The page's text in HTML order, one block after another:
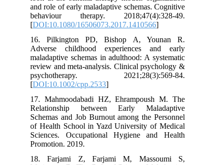
and role of early maladaptive schemas. Cognitive
behaviour therapy. 2018;47(4):328-49.
[DOI:10.1080/16506073.2017.1410566
16. Pilkington PD, Bishop A, Younan R.
Adverse childhood experiences and early
maladaptive schemas in adulthood: A systematic
review and meta‐analysis. Clinical psychology &
psychotherapy. 2021;28(3):569-84.
[DOI:10.1002/cpp.2533
17. Mahmoodabadi HZ, Ehrampoush M. The
Relationship between Early Maladaptive
Schemas and Job Burnout among the Personnel
of Health School in Yazd University of Medical
Sciences. Occupational Hygiene and Health
Promotion. 2019.
18. Farjami Z, Farjami M, Massoumi S,